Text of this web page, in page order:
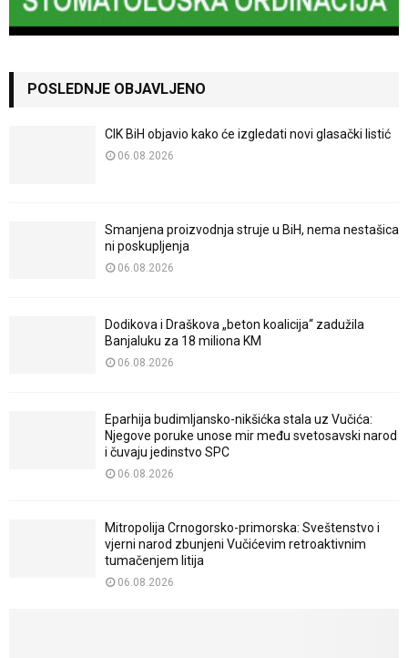
POSLEDNJE OBJAVLJENO
CIK BiH objavio kako će izgledati novi glasački listić
06.08.2026
Smanjena proizvodnja struje u BiH, nema nestašica
ni poskupljenja
06.08.2026
Dodikova i Draškova „beton koalicija“ zadužila
Banjaluku za 18 miliona KM
06.08.2026
Eparhija budimljansko-nikšićka stala uz Vučića:
Njegove poruke unose mir među svetosavski narod
i čuvaju jedinstvo SPC
06.08.2026
Mitropolija Crnogorsko-primorska: Sveštenstvo i
vjerni narod zbunjeni Vučićevim retroaktivnim
tumačenjem litija
06.08.2026